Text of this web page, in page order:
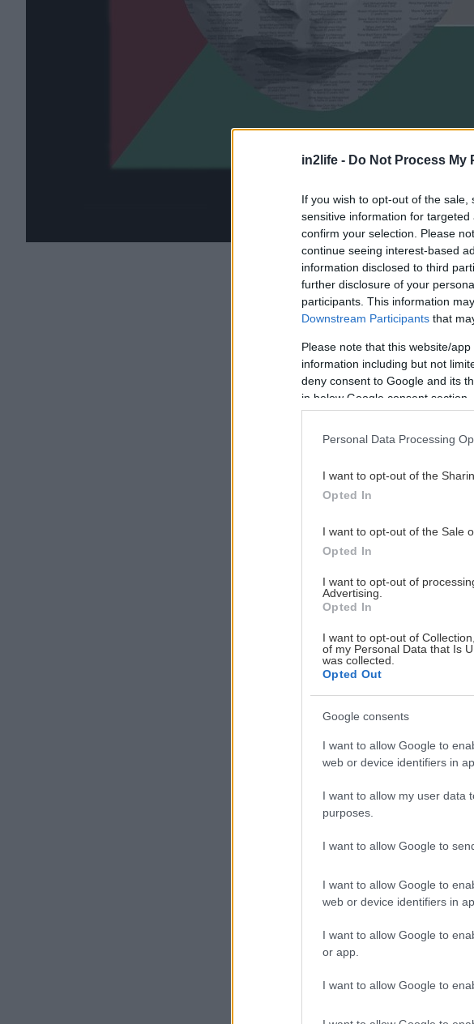
in2life - Do Not Process My
If you wish to opt-out of the
sensitive information for
confirm your selection. Please
continue seeing interest-based
information disclosed to third
further disclosure of your
participants. This information
Downstream Participants that
Please note that this website/
information including but not
deny consent to Google and its
in below Google consent section.
Personal Data Processing
I want to opt-out of the
Opted In
I want to opt-out of the Sale
Opted In
I want to opt-out of
Advertising.
Opted In
I want to opt-out of
of my Personal Data that Is
was collected.
Opted Out
Google consents
I want to allow Google to
web or device identifiers in
I want to allow my user data
purposes.
I want to allow Google to
I want to allow Google to
web or device identifiers in
I want to allow Google to
or app.
I want to allow Google to
Η
March to Gaza
αλληλεγγύης
και 5 ηπείρους.
με τελικό προορισμό το
Μαρτίου 2025,
Πρόκειται για μία συμβολική
κατασκηνώσεις επί τρεις